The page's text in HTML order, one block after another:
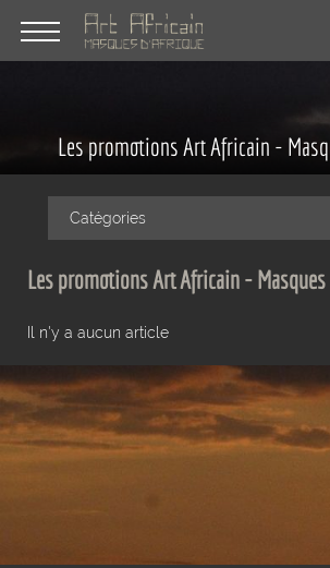
Les promotions Art Africain -
Catégories
Les promotions Art Africain -
Il n'y a aucun article